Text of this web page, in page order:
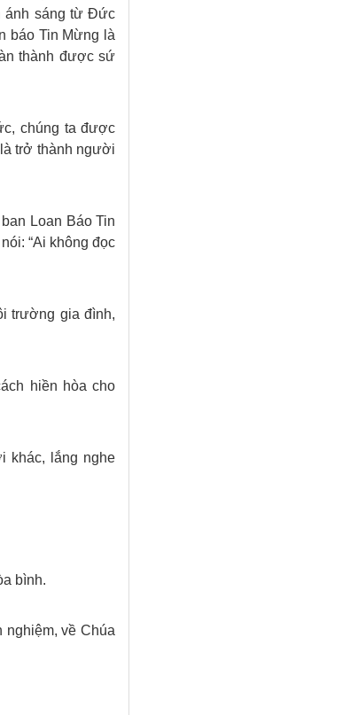
ánh sáng từ Đức
báo Tin Mừng là
thành được sứ
chúng ta được
trở thành người
Loan Báo Tin
“Ai không đọc
trường gia đình,
hiền hòa cho
khác, lắng nghe
bình.
về Chúa